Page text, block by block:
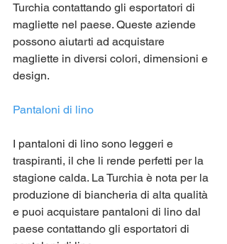
Turchia contattando gli esportatori di
magliette nel paese. Queste aziende
possono aiutarti ad acquistare
magliette in diversi colori, dimensioni e
design.
Pantaloni di lino
I pantaloni di lino sono leggeri e
traspiranti, il che li rende perfetti per la
stagione calda. La Turchia è nota per la
produzione di biancheria di alta qualità
e puoi acquistare pantaloni di lino dal
paese contattando gli esportatori di